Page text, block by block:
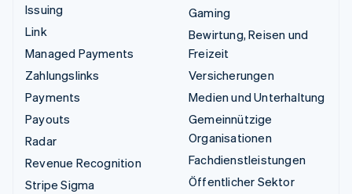
Issuing
Link
Managed Payments
Zahlungslinks
Payments
Payouts
Radar
Revenue Recognition
Stripe Sigma
Gaming
Bewirtung, Reisen und
Freizeit
Versicherungen
Medien und Unterhaltung
Gemeinnützige
Organisationen
Fachdienstleistungen
Öffentlicher Sektor